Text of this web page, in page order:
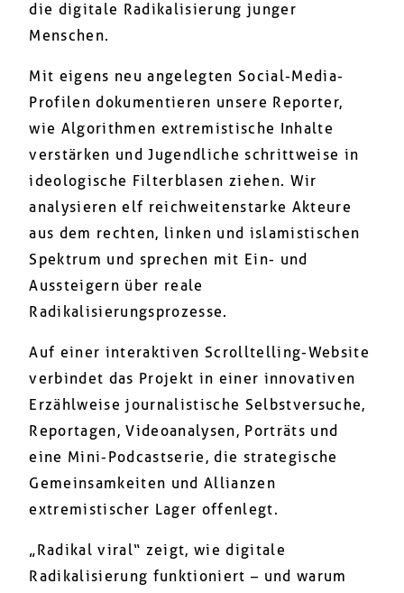
die digitale Radikalisierung junger
Menschen.
Mit eigens neu angelegten Social-Media-
Profilen dokumentieren unsere Reporter,
wie Algorithmen extremistische Inhalte
verstärken und Jugendliche schrittweise in
ideologische Filterblasen ziehen. Wir
analysieren elf reichweitenstarke Akteure
aus dem rechten, linken und islamistischen
Spektrum und sprechen mit Ein- und
Aussteigern über reale
Radikalisierungsprozesse.
Auf einer interaktiven Scrolltelling-Website
verbindet das Projekt in einer innovativen
Erzählweise journalistische Selbstversuche,
Reportagen, Videoanalysen, Porträts und
eine Mini-Podcastserie, die strategische
Gemeinsamkeiten und Allianzen
extremistischer Lager offenlegt.
„Radikal viral“ zeigt, wie digitale
Radikalisierung funktioniert – und warum